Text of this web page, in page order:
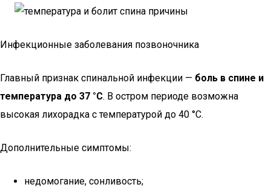
Инфекционные заболевания позвоночника
Главный признак спинальной инфекции — боль в спине и
температура до 37 °С. В остром периоде возможна
высокая лихорадка с температурой до 40 °С.
Дополнительные симптомы:
недомогание, сонливость;